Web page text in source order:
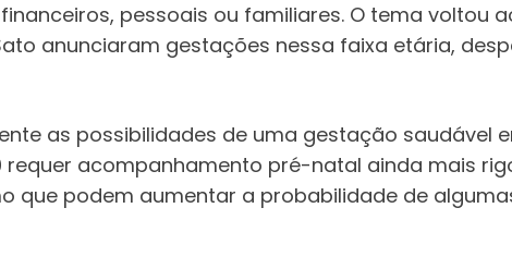
pessoais ou familiares. O tema voltou
anunciaram gestações nessa faixa etária,
as possibilidades de uma gestação saudável
acompanhamento pré-natal ainda mais
que podem aumentar a probabilidade de